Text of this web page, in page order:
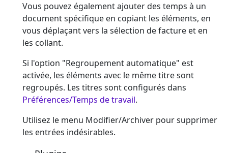
Vous pouvez également ajouter des temps à un
document spécifique en copiant les éléments, en
vous déplaçant vers la sélection de facture et en
les collant.
Si l'option "Regroupement automatique" est
activée, les éléments avec le même titre sont
regroupés. Les titres sont configurés dans
Préférences/Temps de travail.
Utilisez le menu Modifier/Archiver pour supprimer
les entrées indésirables.